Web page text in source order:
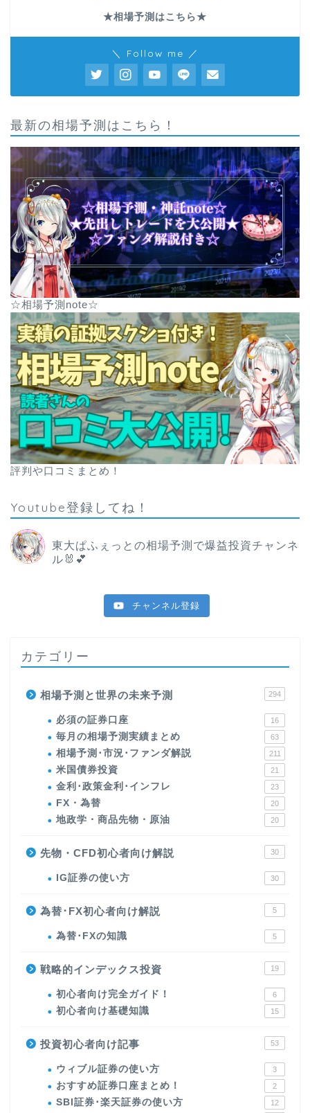
★相場予測はこちら★
＼ Follow me ／
最新の相場予測はこちら！
☆相場予測note☆
評判や口コミまとめ！
Youtube登録してね！
東大ぱふぇっとの相場予測で爆益投資チャンネ
ル🐰💕
チャンネル登録
カテゴリー
相場予測と世界の未来予測 294
必須の証券口座 16
毎月の相場予測実績まとめ 63
相場予測･市況･ファンダ解説 211
米国債券投資 21
金利･政策金利･インフレ 23
FX・為替 20
地政学・商品先物・原油 20
先物・CFD初心者向け解説 30
IG証券の使い方 30
為替･FX初心者向け解説 5
為替･FXの知識 5
戦略的インデックス投資 19
初心者向け完全ガイド！ 6
初心者向け基礎知識 15
投資初心者向け記事 53
ウィブル証券の使い方 3
おすすめ証券口座まとめ！ 2
SBI証券･楽天証券の使い方 12